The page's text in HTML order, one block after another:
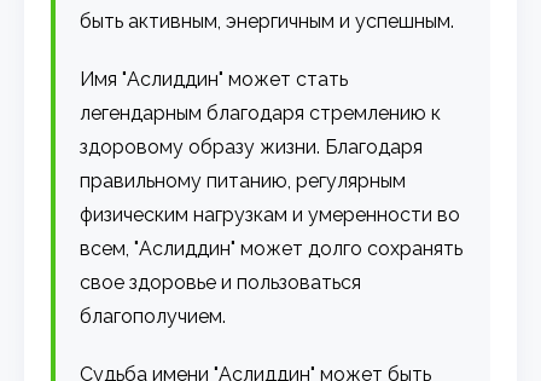
быть активным, энергичным и успешным.
Имя "Аслиддин" может стать
легендарным благодаря стремлению к
здоровому образу жизни. Благодаря
правильному питанию, регулярным
физическим нагрузкам и умеренности во
всем, "Аслиддин" может долго сохранять
свое здоровье и пользоваться
благополучием.
Судьба имени "Аслиддин" может быть